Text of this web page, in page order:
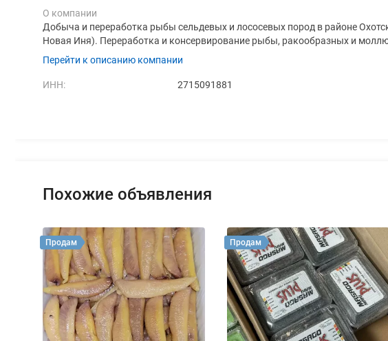
О компании
Добыча и переработка рыбы сельдевых и лососевых пород в районе
Новая Иня). Переработка и консервирование рыбы, ракообразных и
Перейти к описанию компании
ИНН: 2715091881
Похожие объявления
Продам Продам